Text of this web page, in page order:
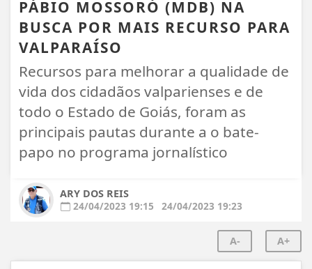
PÁBIO MOSSORÓ (MDB) NA
BUSCA POR MAIS RECURSO PARA
VALPARAÍSO
Recursos para melhorar a qualidade de
vida dos cidadãos valparienses e de
todo o Estado de Goiás, foram as
principais pautas durante a o bate-
papo no programa jornalístico
ARY DOS REIS
24/04/2023 19:15
24/04/2023 19:23
A- A+